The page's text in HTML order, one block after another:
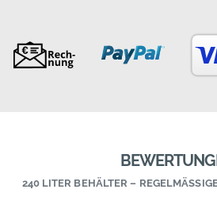
240 LITER BEHÄLTER –